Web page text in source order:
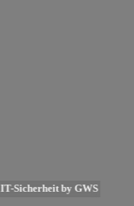
Sicherheit by GWS